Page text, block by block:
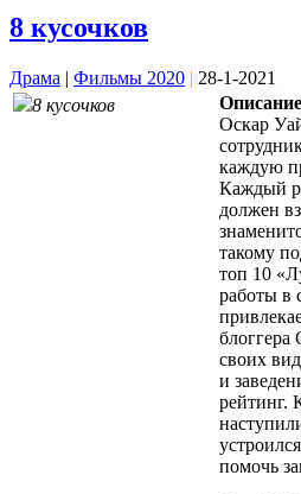
8 кусочков
Драма | Фильмы 2020 | 28-1-2021
8 кусочков
Оскар
каждую
Каждый
должен
такому
топ 10
работы в
блоггера
своих
и
рейтинг.
помочь